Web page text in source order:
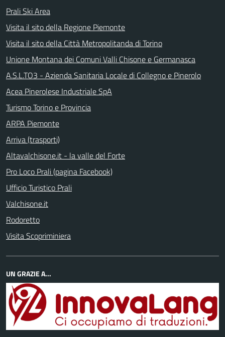
Prali Ski Area
Visita il sito della Regione Piemonte
Visita il sito della Città Metropolitanda di Torino
Unione Montana dei Comuni Valli Chisone e Germanasca
A.S.L.TO3 - Azienda Sanitaria Locale di Collegno e Pinerolo
Acea Pinerolese Industriale SpA
Turismo Torino e Provincia
ARPA Piemonte
Arriva (trasporti)
Altavalchisone.it - la valle del Forte
Pro Loco Prali (pagina Facebook)
Ufficio Turistico Prali
Valchisone.it
Rodoretto
Visita Scopriminiera
UN GRAZIE A...